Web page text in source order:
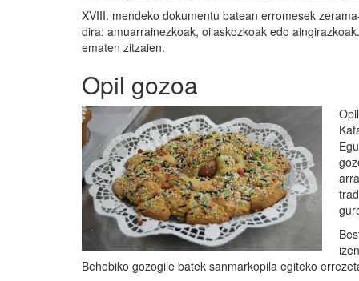
XVIII. mendeko dokumentu batean erromesek
dira: amuarrainezkoak, oilaskozkoak edo
ematen zitzaien.
Opil gozoa
Behobiko gozogile batek sanmarkopila egiteko